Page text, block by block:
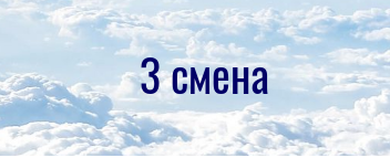
3 смена